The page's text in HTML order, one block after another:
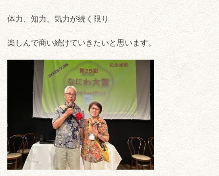
体力、知力、気力が続く限り
楽しんで商い続けていきたいと思います。